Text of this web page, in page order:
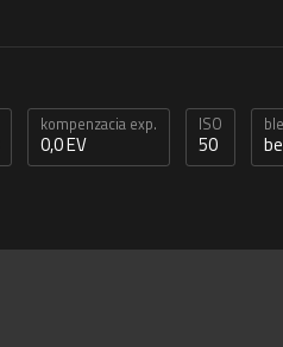
kompenzacia exp.
0,0 EV
ISO
50